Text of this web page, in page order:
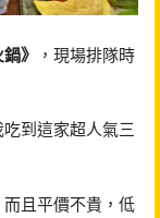
》
，現場排隊時
到這家超人氣三
且平價不貴，低